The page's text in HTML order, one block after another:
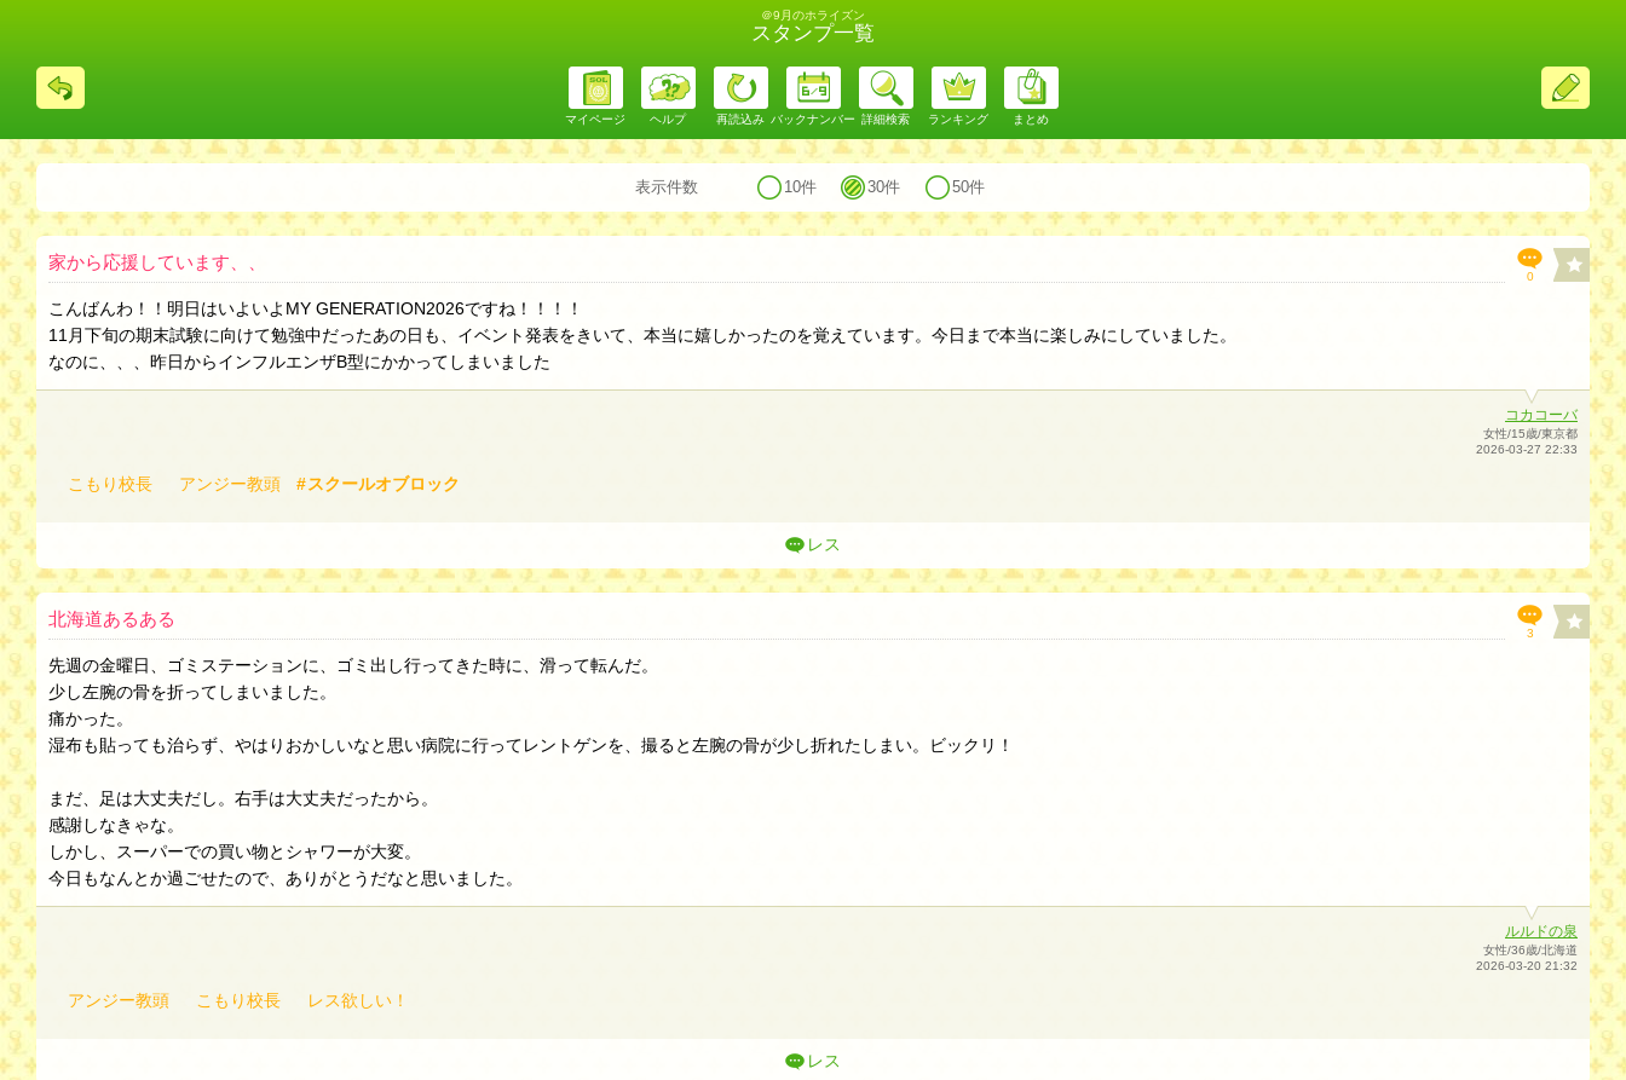
＠9月のホライズン
スタンプ一覧
る
ス
レ
投
マイページ ヘルプ 再読込み バックナンバー 詳細検索 ランキング まとめ
表示件数 10件 30件 50件
0
家から応援しています、、
こんばんわ！！明日はいよいよMY GENERATION2026ですね！！！！
11月下旬の期末試験に向けて勉強中だったあの日も、イベント発表をきいて、本当に嬉しかったのを覚えています。今日まで本当に楽しみにしていました。
なのに、、、昨日からインフルエンザB型にかかってしまいました
コカコーバ
女性/15歳/東京都
2026-03-27 22:33
こもり校長 アンジー教頭 スクールオブロック
レス
3
北海道あるある
先週の金曜日、ゴミステーションに、ゴミ出し行ってきた時に、滑って転んだ。
少し左腕の骨を折ってしまいました。
痛かった。
湿布も貼っても治らず、やはりおかしいなと思い病院に行ってレントゲンを、撮ると左腕の骨が少し折れたしまい。ビックリ！
まだ、足は大丈夫だし。右手は大丈夫だったから。
感謝しなきゃな。
しかし、スーパーでの買い物とシャワーが大変。
今日もなんとか過ごせたので、ありがとうだなと思いました。
ルルドの泉
女性/36歳/北海道
2026-03-20 21:32
アンジー教頭 こもり校長 レス欲しい！
レス